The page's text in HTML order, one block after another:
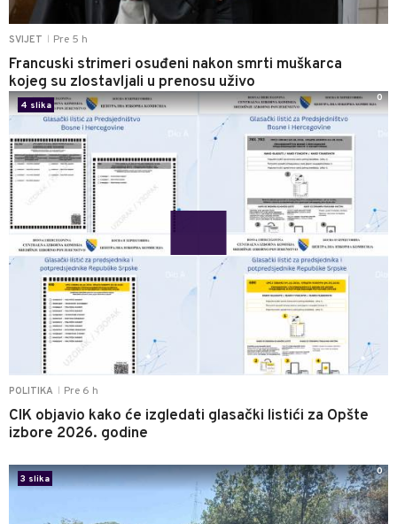
SVIJET Pre 5 h
Francuski strimeri osuđeni nakon smrti muškarca
kojeg su zlostavljali u prenosu uživo
POLITIKA Pre 6 h
CIK objavio kako će izgledati glasački listići za Opšte
izbore 2026. godine
4 slika
0
3 slika
0